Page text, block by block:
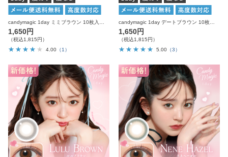
candymagic 1day ミミブラウン 10枚入り キャンディーマジック カラコン
1,650円
（税込1,815円）
4.00 （1）
candymagic 1day デートブラウン 10枚入り キャンディーマジック カラコン
1,650円
（税込1,815円）
5.00 （3）